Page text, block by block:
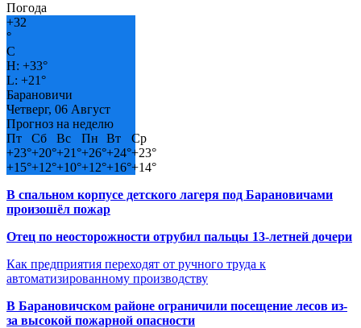
Погода
+32
°
C
H: +33°
L: +21°
Барановичи
Четверг, 06 Август
Прогноз на неделю
Пт
Сб Вс Пн Вт
Ср
+23°+20°+21°+26°+24°+23°
+15°+12°+10°+12°+16°+14°
В спальном корпусе детского лагеря под Барановичами
произошёл пожар
Отец по неосторожности отрубил пальцы 13-летней дочери
Как предприятия переходят от ручного труда к
автоматизированному производству
В Барановичском районе ограничили посещение лесов из-
за высокой пожарной опасности